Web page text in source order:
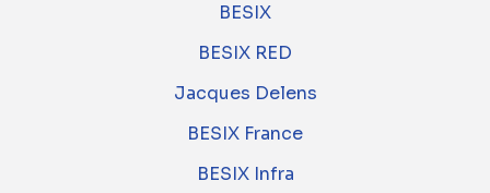
BESIX
BESIX RED
Jacques Delens
BESIX France
BESIX Infra